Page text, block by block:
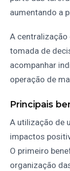
aumentando a
A
tomada de
acompanhar
operação de
Principais
A utilização de
impactos
O primeiro
organização